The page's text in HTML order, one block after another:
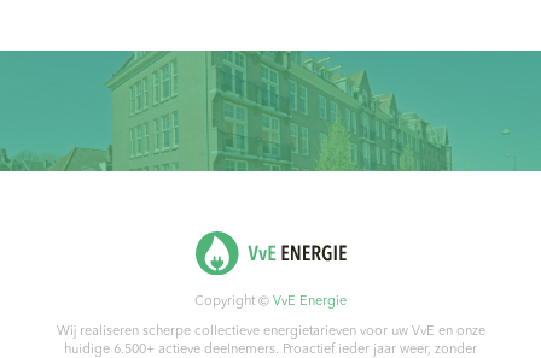
Copyright © VvE Energie
Wij realiseren scherpe collectieve energietarieven voor uw VvE en onze
huidige 6.500+ actieve deelnemers. Proactief ieder jaar weer, zonder